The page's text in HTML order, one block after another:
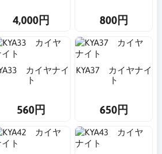
4,000円 800円
カイヤナイ
ト
560円
KYA37 カイヤナイ
ト
650円